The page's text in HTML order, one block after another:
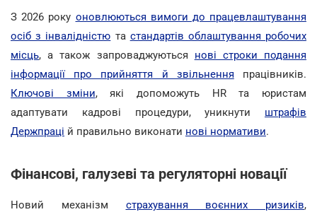
З 2026 року оновлюються вимоги до працевлаштування
осіб з інвалідністю та стандартів облаштування робочих
місць, а також запроваджуються нові строки подання
інформації про прийняття й звільнення працівників.
Ключові зміни, які допоможуть HR та юристам
адаптувати кадрові процедури, уникнути штрафів
Держпраці й правильно виконати нові нормативи.
Фінансові, галузеві та регуляторні новації
Новий механізм страхування воєнних ризиків,